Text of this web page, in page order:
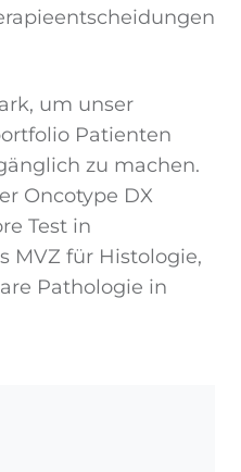
um unser
Patienten
zu machen.
Oncotype DX
Test in
MVZ für Histologie,
Pathologie in